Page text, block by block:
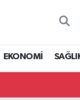
EKONOMİ